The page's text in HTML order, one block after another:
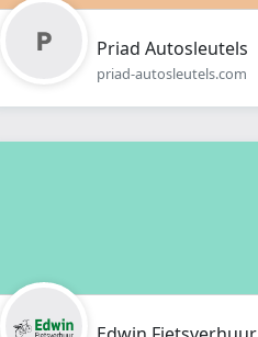
Priad Autosleutels
priad-autosleutels.com